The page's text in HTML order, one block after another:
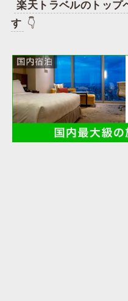
楽天トラベルのトップ
す 👇